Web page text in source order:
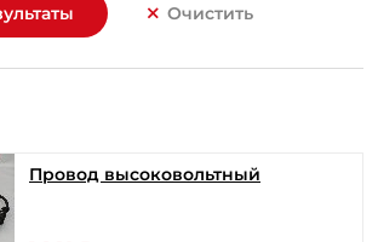
Очистить
Провод высоковольтный